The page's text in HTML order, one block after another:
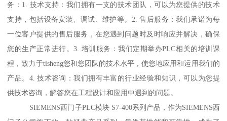
务：1. 技术支持：我们拥有一支的技术团队，可以为您提供的技术
支持，包括设备安装、调试、维护等。2. 售后服务：我们承诺为每
一位客户提供的售后服务，在您遇到问题时及时响应并解决，确保
您的生产正常进行。3. 培训服务：我们定期举办PLC相关的培训课
程，致力于tisheng您和您团队的技术水平，使您地应用和运用我们的
产品。4. 技术咨询：我们拥有丰富的行业经验和知识，可以为您提
供技术咨询，解答您在工程设计和应用中遇到的问题。
SIEMENS西门子PLC模块 S7-400系列产品，作为SIEMENS西